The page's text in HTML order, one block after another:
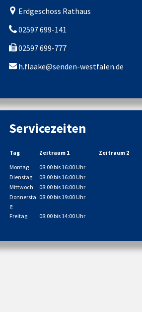
Erdgeschoss Rathaus
02597 699-141
02597 699-777
h.flaake@senden-westfalen.de
Servicezeiten
Tag Zeitraum 1
Zeitraum 2
Montag
08:00 bis 16:00 Uhr
Dienstag
08:00 bis 16:00 Uhr
Mittwoch
08:00 bis 16:00 Uhr
Donnersta
g
08:00 bis 19:00 Uhr
Freitag 08:00 bis 14:00 Uhr